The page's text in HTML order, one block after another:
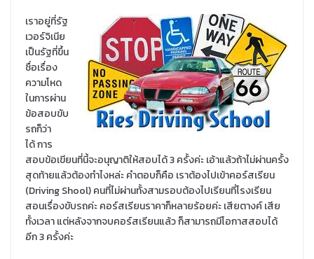
เราอยู่ที่รัฐ
เวอร์จิเนีย
เป็นรัฐที่ขึ้น
ชื่อเรื่อง
ความโหด
ในการผ่าน
ข้อสอบขับ
รถก็ว่า
ได้ การ
สอบข้อเขียนที่นี้จะอนุญาติให้สอบได้ 3 ครั้งค่ะ เอ้าแล้วถ้าไม่ผ่านครั้ง
สุดท้ายแล้วต้องทำไงหล่ะ คำตอบก็คือ เราต้องไปเข้าคอร์สเรียน
(Driving Shool) คนที่ไม่ผ่านทั้งสามรอบต้องไปเรียนที่โรงเรียน
สอนเรื่องขับรถค่ะ คอร์สเรียนราคาก็หลายร้อยค่ะ เสียตางค์ เสีย
ทั้งเวลา แต่หลังจากจบคอร์สเรียนแล้ว ก็สามารถมีโอกาสสอบได้
อีก 3 ครั้งค่ะ